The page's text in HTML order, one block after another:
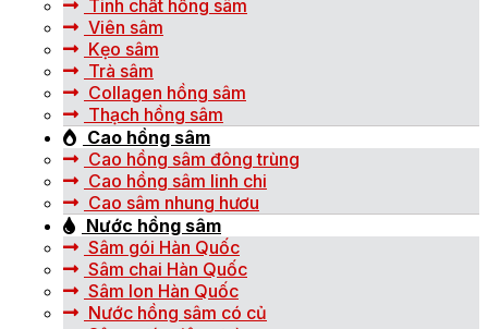
Tinh chất hồng sâm
Viên sâm
Kẹo sâm
Trà sâm
Collagen hồng sâm
Thạch hồng sâm
Cao hồng sâm
Cao hồng sâm đông trùng
Cao hồng sâm linh chi
Cao sâm nhung hươu
Nước hồng sâm
Sâm gói Hàn Quốc
Sâm chai Hàn Quốc
Sâm lon Hàn Quốc
Nước hồng sâm có củ